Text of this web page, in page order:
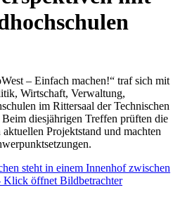
– Einfach machen!“ traf sich mit
Wirtschaft, Verwaltung,
im Rittersaal der Technischen
diesjährigen Treffen prüften die
Projektstand und machten